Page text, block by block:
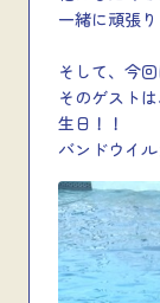
一緒に頑張り
そして、今
そのゲスト
生日！！
バンドウイ